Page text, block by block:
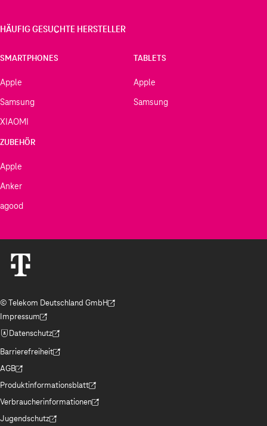
HÄUFIG GESUCHTE HERSTELLER
SMARTPHONES
Apple
Samsung
XIAOMI
TABLETS
Apple
Samsung
ZUBEHÖR
Apple
Anker
agood
© Telekom Deutschland GmbH
(Der Link wird in einem neuen Tab geöffnet)
Impressum
(Der Link wird in einem neuen Tab geöffnet)
Datenschutz
(Der Link wird in einem neuen Tab geöffnet)
Barrierefreiheit
(Der Link wird in einem neuen Tab geöffnet)
AGB
(Der Link wird in einem neuen Tab geöffnet)
Produktinformationsblatt
(Der Link wird in einem neuen Tab geöffnet)
Verbraucherinformationen
(Der Link wird in einem neuen Tab geöffnet)
Jugendschutz